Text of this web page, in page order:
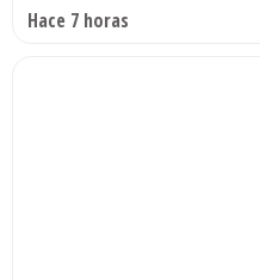
Hace 7 horas